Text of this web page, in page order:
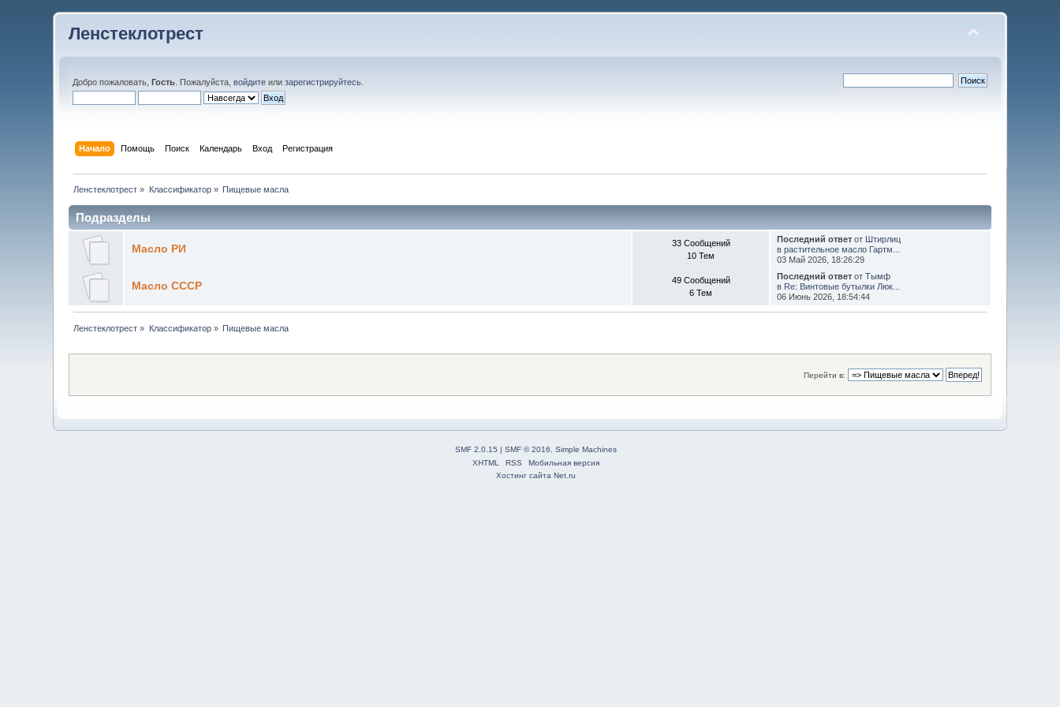
Ленстеклотрест
Добро пожаловать,Гость . Пожалуйста,войдите илизарегистрируйтесь
Начало Помощь Поиск Календарь Вход Регистрация
Ленстеклотрест » Классификатор» Пищевые масла
Подразделы
Масло РИ
33 Сообщений
10 Тем
Последний ответот Штирлиц
в растительное масло Гартм...
03 Май 2026, 18:26:29
Масло СССР
49 Сообщений
6 Тем
Последний ответот Тымф
в Re: Винтовые бутылки Люк...
06 Июнь 2026, 18:54:44
Ленстеклотрест » Классификатор» Пищевые масла
Перейти в:
SMF 2.0.15 | SMF © 2016
Simple Machines
XHTML
RSS
Мобильная версия
Хостинг сайта Net.ru